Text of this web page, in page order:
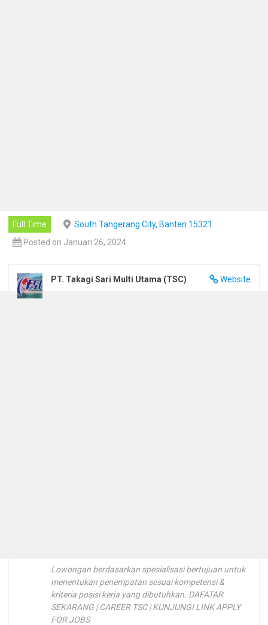
Full Time
South Tangerang City, Banten 15321
Posted on Januari 26, 2024
Website
PT. Takagi Sari Multi Utama (TSC)
Lowongan berdasarkan spesialisasi bertujuan untuk
menentukan penempatan sesuai kompetensi &
kriteria posisi kerja yang dibutuhkan. DAFATAR
SEKARANG | CAREER TSC | KUNJUNGI LINK APPLY
FOR JOBS